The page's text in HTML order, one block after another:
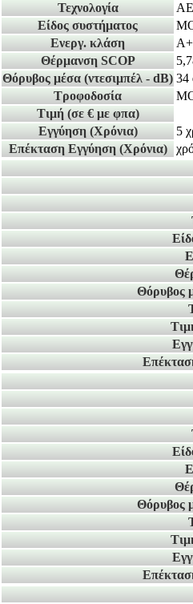
Τεχνολογία
Είδος συστήματος
Ενεργ. κλάση
Θέρμανση SCOP
Θόρυβος μέσα (ντεσιμπέλ - dB) 34
Τροφοδοσία
Τιμή (σε € με φπα)
Εγγύηση (Χρόνια)
5
Επέκταση Εγγύηση (Χρόνια)
Θόρυβος
Θόρυβος